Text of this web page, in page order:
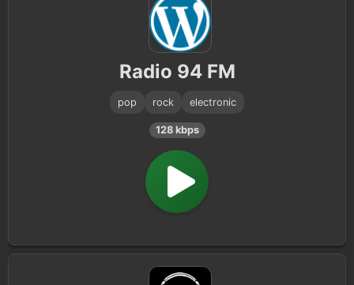
Radio 94 FM
pop rock electronic
128 kbps